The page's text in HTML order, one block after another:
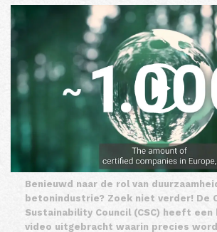
Benieuwd naar de rol van
betonindustrie? Zoek niet verder! De
Sustainability Council (CSC) heeft
video uitgebracht waarin precies